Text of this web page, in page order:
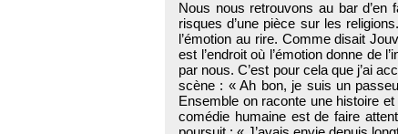
Nous nous retrouvons au bar
risques d’une pièce sur les
l’émotion au rire. Comme disait
est l’endroit où l’émotion donne de
par nous. C’est pour cela que j’ai
scène : « Ah bon, je suis un
Ensemble on raconte une histoire
comédie humaine est de faire